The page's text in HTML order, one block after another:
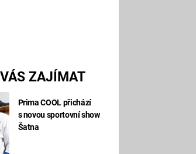
ZAJÍMAT
Prima COOL přichází
s novou sportovní show
Šatna